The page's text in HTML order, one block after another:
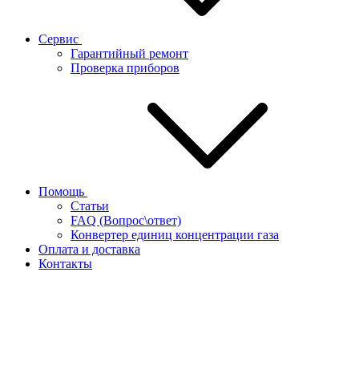
Сервис
Гарантийный ремонт
Проверка приборов
Помощь
Статьи
FAQ (Вопрос\ответ)
Конвертер единиц концентрации газа
Оплата и доставка
Контакты